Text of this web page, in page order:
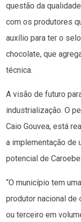
questão da
com os produtores
auxílio para ter o
chocolate, que
técnica.
A visão de futuro
industrialização. O
Caio Gouvea, está
a implementação de
potencial de
“O município tem
produtor nacional de
ou terceiro em